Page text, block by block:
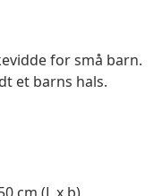
for små barn.
et barns hals.